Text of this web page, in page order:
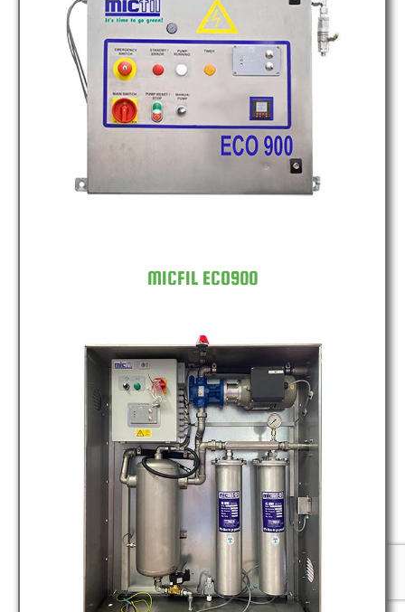
MICFIL ECO900
MICFIL ECO900
MICFIL ECO2400